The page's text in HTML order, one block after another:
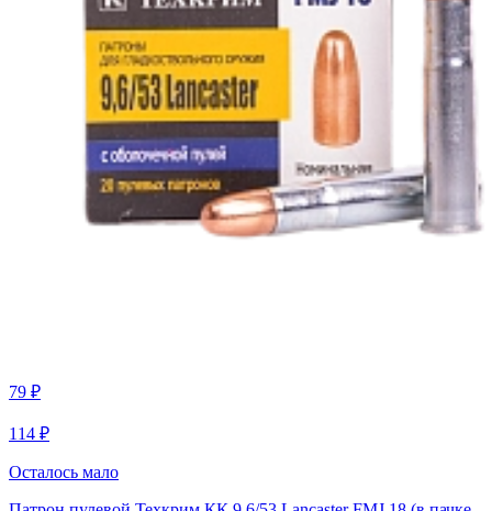
79 ₽
114 ₽
Осталось мало